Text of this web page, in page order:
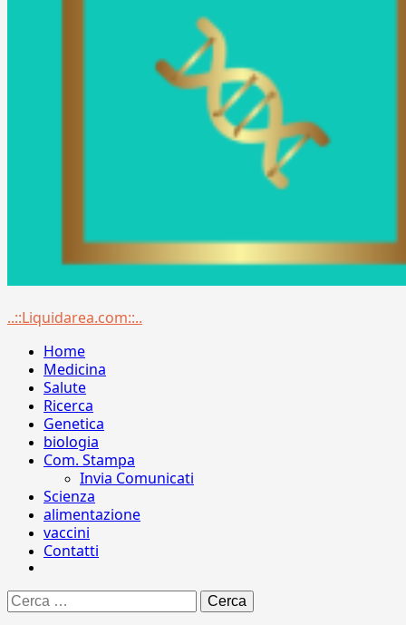
Menu
..::Liquidarea.com::..
Home
Medicina
Salute
Ricerca
Genetica
biologia
Com. Stampa
Invia Comunicati
Scienza
alimentazione
vaccini
Contatti
Ricerca
per: